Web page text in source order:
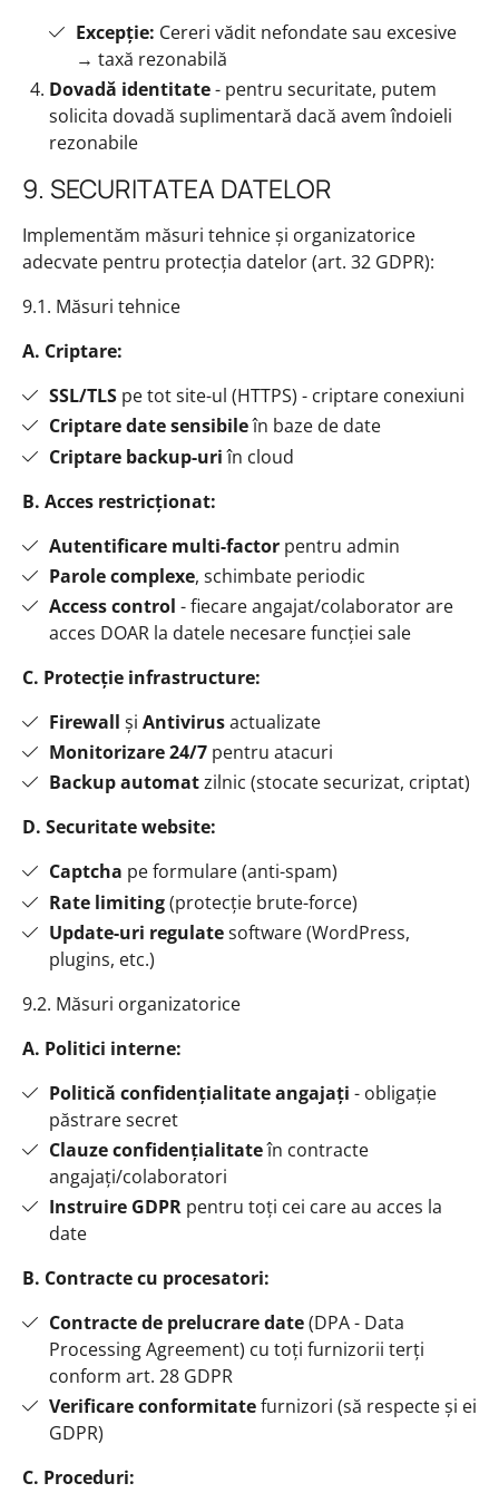
Excepție: Cereri vădit nefondate sau excesive
→ taxă rezonabilă
Dovadă identitate- pentru securitate, putem
solicita dovadă suplimentară dacă avem îndoieli
rezonabile
9. SECURITATEA DATELOR
Implementăm măsuri tehnice și organizatorice
adecvate pentru protecția datelor (art. 32 GDPR):
9.1. Măsuri tehnice
A. Criptare:
SSL/TLS pe tot site-ul (HTTPS) - criptare conexiuni
Criptare date sensibileîn baze de date
Criptare backup-uriîn cloud
B. Acces restricționat:
Autentificare multi-factor pentru admin
Parole complexe, schimbate periodic
Access control - fiecare angajat/colaborator are
acces DOAR la datele necesare funcției sale
C. Protecție infrastructure:
Firewall și Antivirusactualizate
Monitorizare 24/7 pentru atacuri
Backup automatzilnic (stocate securizat, criptat)
D. Securitate website:
Captcha pe formulare (anti-spam)
Rate limiting(protecție brute-force)
Update-uri regulatesoftware (WordPress,
plugins, etc.)
9.2. Măsuri organizatorice
A. Politici interne:
Politică confidențialitate angajați - obligație
păstrare secret
Clauze confidențialitateîn contracte
angajați/colaboratori
Instruire GDPR pentru toți cei care au acces la
date
B. Contracte cu procesatori:
Contracte de prelucrare date(DPA - Data
Processing Agreement) cu toți furnizorii terți
conform art. 28 GDPR
Verificare conformitatefurnizori (să respecte și ei
GDPR)
C. Proceduri: